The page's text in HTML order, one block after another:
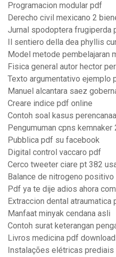
Programacion modular pdf
Derecho civil mexicano 2
Jurnal spodoptera frugiperda
Il sentiero della dea phyllis
Model metode pembelajaran
Fisica general autor hector
Texto argumentativo ejemplo
Manuel alcantara saez
Creare indice pdf online
Contoh soal kasus
Pengumuman cpns
Pubblica pdf su facebook
Digital control vaccaro pdf
Cerco tweeter ciare pt 382
Balance de nitrogeno
Pdf ya te dije adios ahora
Extraccion dental atraumatica
Manfaat minyak cendana asli
Contoh surat keterangan
Livros medicina pdf
Instalações elétricas